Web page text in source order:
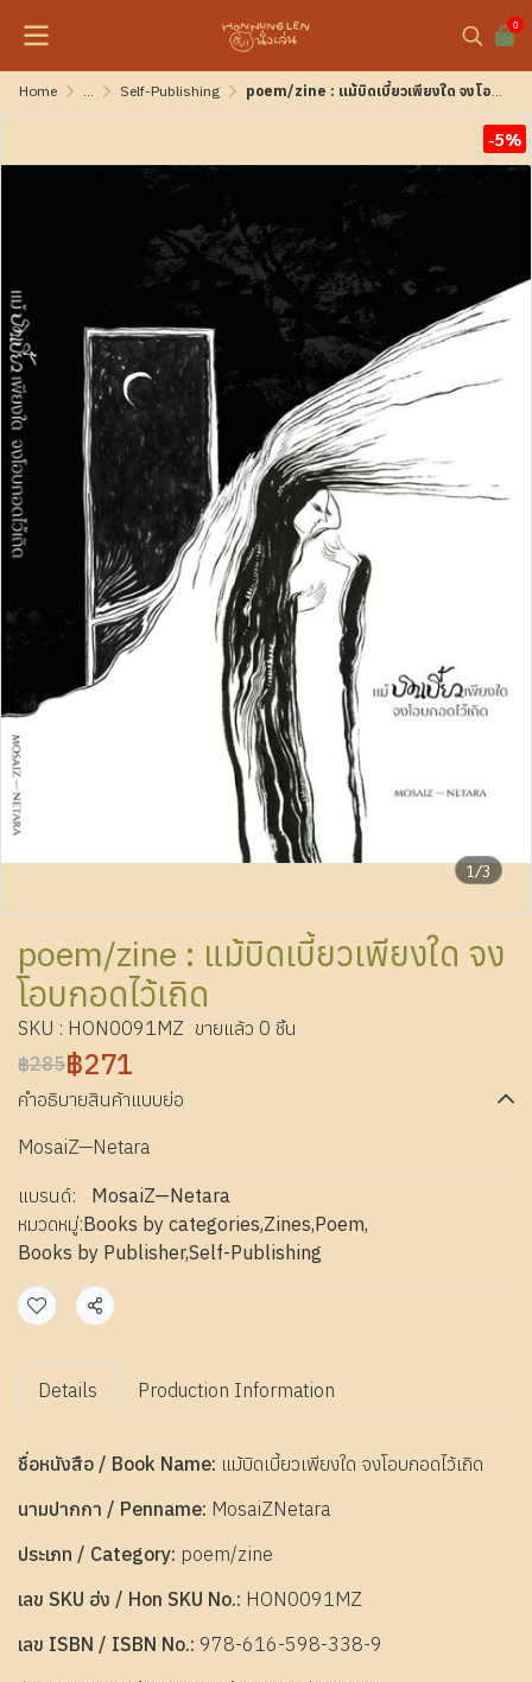
0
Home ... Self-Publishing poem/zine : แม้บิดเบี้ยวเพียงใด จงโอบกอดไว้เถิด
1/3
-5%
poem/zine : แม้บิดเบี้ยวเพียงใด จง
โอบกอดไว้เถิด
SKU : HON0091MZ ขายแล้ว 0 ชิ้น
฿285฿271
คำอธิบายสินค้าแบบย่อ
MosaiZ—Netara
แบรนด์:
MosaiZ—Netara
หมวดหมู่:Books by categories,Zines,Poem,
Books by Publisher,Self-Publishing
แชร์
Details Production Information
ชื่อหนังสือ / Book Name: แม้บิดเบี้ยวเพียงใด จงโอบกอดไว้เถิด
นามปากกา / Penname: MosaiZNetara
ประเภท / Category: poem/zine
เลข SKU ฮ่ง / Hon SKU No.: HON0091MZ
เลข ISBN / ISBN No.: 978-616-598-338-9